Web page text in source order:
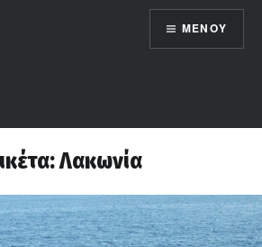
ΜΕΝΟΎ
Λακωνία